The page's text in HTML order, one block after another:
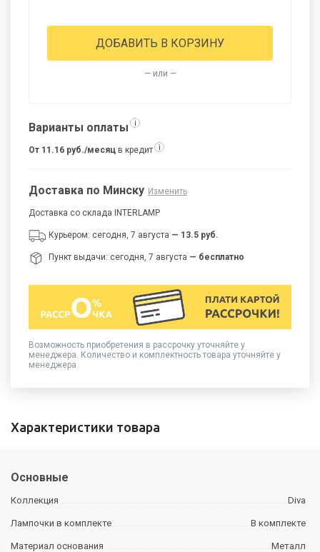
ДОБАВИТЬ В КОРЗИНУ
— или —
Варианты оплаты i
От 11.16 руб./месяц в кредит i
Доставка по Минску Изменить
Доставка со склада INTERLAMP
Курьером: сегодня, 7 августа — 13.5 руб.
Пункт выдачи: сегодня, 7 августа — бесплатно
Возможность приобретения в рассрочку уточняйте у
менеджера. Количество и комплектность товара уточняйте у
менеджера.
Характеристики товара
Основные
Коллекция Diva
Лампочки в комплекте В комплекте
Материал основания Металл